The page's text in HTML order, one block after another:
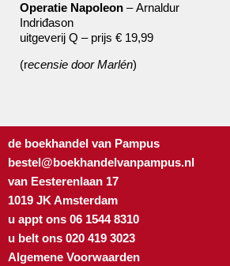
Operatie Napoleon – Arnaldur
Indriđason
uitgeverij Q – prijs € 19,99
(recensie door Marlén)
de boekhandel van Pampus
bestel@boekhandelvanpampus.nl
van Eesterenlaan 17
1019 JK Amsterdam
u appt ons 06 1544 8310
u belt ons 020 419 3023
Algemene Voorwaarden